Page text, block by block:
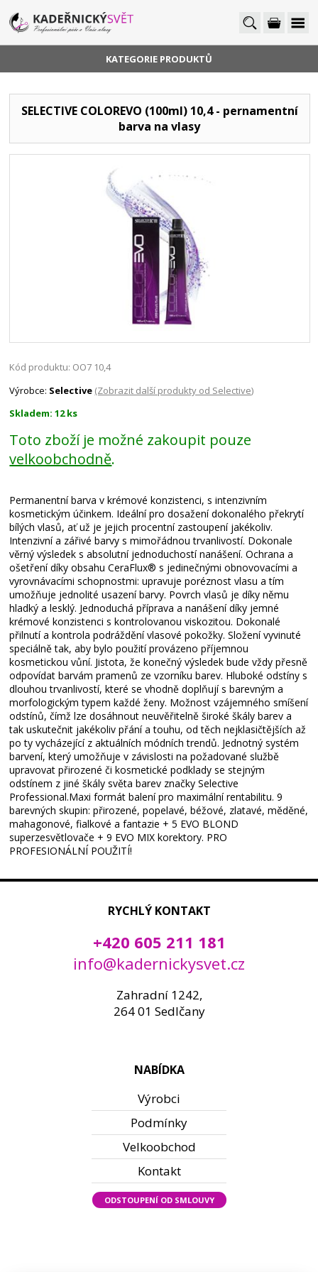
KATEGORIE PRODUKTŮ
SELECTIVE COLOREVO (100ml) 10,4 - pernamentní
barva na vlasy
Kód produktu: OO7 10,4
Výrobce: Selective (Zobrazit další produkty od Selective)
Skladem: 12 ks
Toto zboží je možné zakoupit pouze
velkoobchodně.
Permanentní barva v krémové konzistenci, s intenzivním
kosmetickým účinkem. Ideální pro dosažení dokonalého překrytí
bílých vlasů, ať už je jejich procentní zastoupení jakékoliv.
Intenzivní a zářivé barvy s mimořádnou trvanlivostí. Dokonale
věrný výsledek s absolutní jednoduchostí nanášení. Ochrana a
ošetření díky obsahu CeraFlux® s jedinečnými obnovovacími a
vyrovnávacími schopnostmi: upravuje poréznost vlasu a tím
umožňuje jednolité usazení barvy. Povrch vlasů je díky němu
hladký a lesklý. Jednoduchá příprava a nanášení díky jemné
krémové konzistenci s kontrolovanou viskozitou. Dokonalé
přilnutí a kontrola podráždění vlasové pokožky. Složení vyvinuté
speciálně tak, aby bylo použití provázeno příjemnou
kosmetickou vůní. Jistota, že konečný výsledek bude vždy přesně
odpovídat barvám pramenů ze vzorníku barev. Hluboké odstíny s
dlouhou trvanlivostí, které se vhodně doplňují s barevným a
morfologickým typem každé ženy. Možnost vzájemného smíšení
odstínů, čímž lze dosáhnout neuvěřitelně široké škály barev a
tak uskutečnit jakékoliv přání a touhu, od těch nejklasičtějších až
po ty vycházející z aktuálních módních trendů. Jednotný systém
barvení, který umožňuje v závislosti na požadované službě
upravovat přirozené či kosmetické podklady se stejným
odstínem z jiné škály světa barev značky Selective
Professional.Maxi formát balení pro maximální rentabilitu. 9
barevných skupin: přirozené, popelavé, béžové, zlatavé, měděné,
mahagonové, fialkové a fantazie + 5 EVO BLOND
superzesvětlovače + 9 EVO MIX korektory. PRO
PROFESIONÁLNÍ POUŽITÍ!
RYCHLÝ KONTAKT
+420 605 211 181
info@kadernickysvet.cz
Zahradní 1242,
264 01 Sedlčany
NABÍDKA
Výrobci
Podmínky
Velkoobchod
Kontakt
ODSTOUPENÍ OD SMLOUVY